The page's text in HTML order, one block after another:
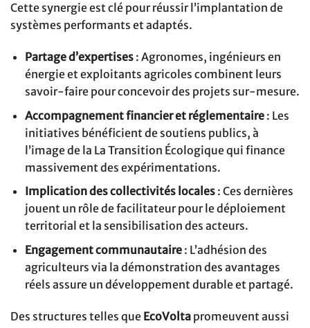
Cette synergie est clé pour réussir l’implantation de
systèmes performants et adaptés.
Partage d’expertises: Agronomes, ingénieurs en
énergie et exploitants agricoles combinent leurs
savoir-faire pour concevoir des projets sur-mesure.
Accompagnement financier et réglementaire: Les
initiatives bénéficient de soutiens publics, à
l’image de la La Transition Écologique qui finance
massivement des expérimentations.
Implication des collectivités locales: Ces dernières
jouent un rôle de facilitateur pour le déploiement
territorial et la sensibilisation des acteurs.
Engagement communautaire: L’adhésion des
agriculteurs via la démonstration des avantages
réels assure un développement durable et partagé.
Des structures telles que EcoVolta promeuvent aussi